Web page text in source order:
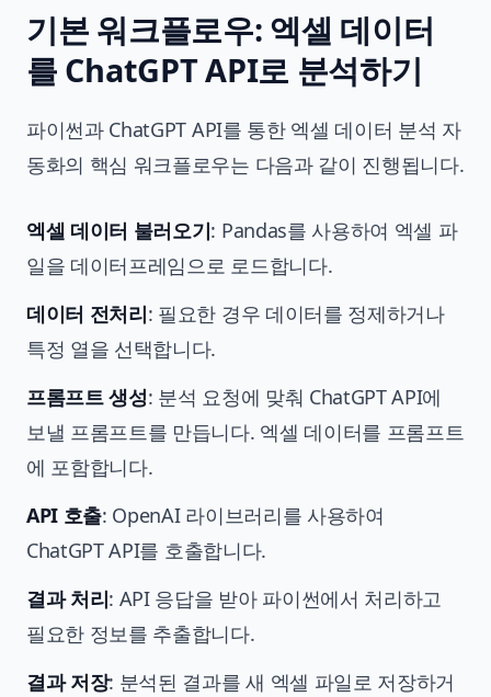
기본 워크플로우: 엑셀 데이터
를 ChatGPT API로 분석하기
파이썬과 ChatGPT API를 통한 엑셀 데이터 분석 자
동화의 핵심 워크플로우는 다음과 같이 진행됩니다.
엑셀 데이터 불러오기: Pandas를 사용하여 엑셀 파
일을 데이터프레임으로 로드합니다.
데이터 전처리: 필요한 경우 데이터를 정제하거나
특정 열을 선택합니다.
프롬프트 생성: 분석 요청에 맞춰 ChatGPT API에
보낼 프롬프트를 만듭니다. 엑셀 데이터를 프롬프트
에 포함합니다.
API 호출: OpenAI 라이브러리를 사용하여
ChatGPT API를 호출합니다.
결과 처리: API 응답을 받아 파이썬에서 처리하고
필요한 정보를 추출합니다.
결과 저장: 분석된 결과를 새 엑셀 파일로 저장하거